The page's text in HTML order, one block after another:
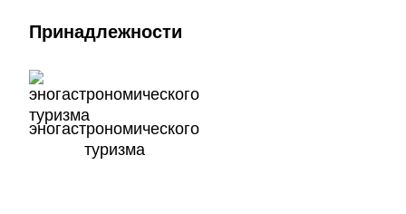
Принадлежности
эногастрономического
туризма